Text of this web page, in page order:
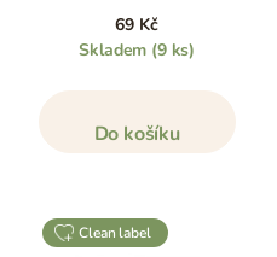
69 Kč
Skladem (9 ks)
Do košíku
clean label